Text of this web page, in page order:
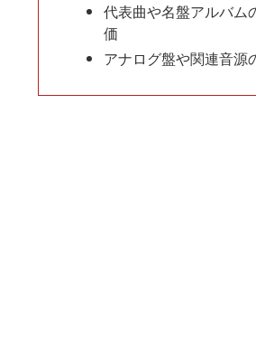
代表曲や名盤アルバム
価
アナログ盤や関連音源